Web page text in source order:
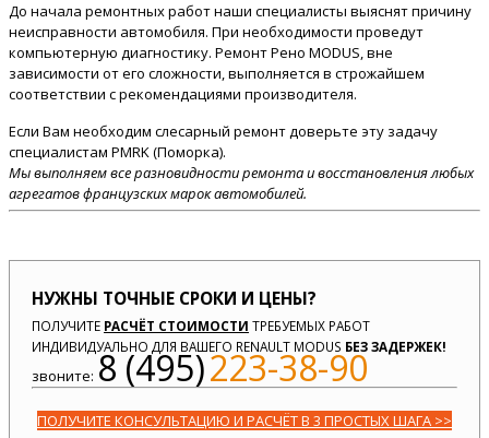
До начала ремонтных работ наши специалисты выяснят причину
неисправности автомобиля. При необходимости проведут
компьютерную диагностику. Ремонт Рено MODUS, вне
зависимости от его сложности, выполняется в строжайшем
соответствии с рекомендациями производителя.
Если Вам необходим слесарный ремонт доверьте эту задачу
специалистам PMRK (Поморка).
Мы выполняем все разновидности ремонта и восстановления любых
агрегатов французских марок автомобилей.
НУЖНЫ ТОЧНЫЕ СРОКИ И ЦЕНЫ?
ПОЛУЧИТЕ РАСЧЁТ СТОИМОСТИ ТРЕБУЕМЫХ РАБОТ
ИНДИВИДУАЛЬНО ДЛЯ ВАШЕГО RENAULT MODUS БЕЗ ЗАДЕРЖЕК!
звоните: 8 (495)223-38-90
ПОЛУЧИТЕ КОНСУЛЬТАЦИЮ И РАСЧЁТ В 3 ПРОСТЫХ ШАГА >>